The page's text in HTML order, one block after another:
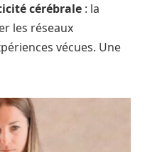
cérébrale : la
les réseaux
vécues. Une